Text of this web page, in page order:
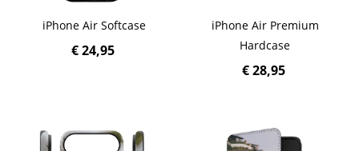
iPhone Air Softcase
€ 24,95
iPhone Air Premium
Hardcase
€ 28,95